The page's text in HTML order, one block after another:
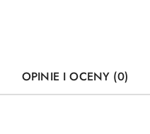
OPINIE I OCENY (0)